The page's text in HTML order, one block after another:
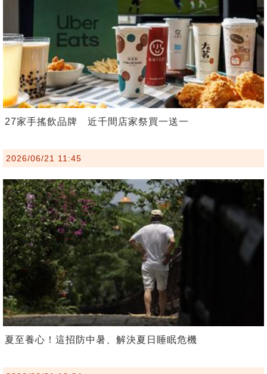
27家手搖飲品牌 近千間店家祭買一送一
2026/06/21 11:45
夏至養心！這招防中暑、解決夏日睡眠危機